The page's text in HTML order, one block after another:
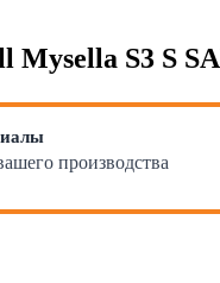
Mysella S3 S
производства